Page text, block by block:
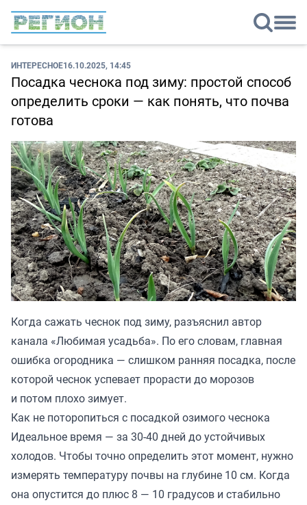
ИНТЕРЕСНОЕ16.10.2025, 14:45
Посадка чеснока под зиму: простой способ
определить сроки — как понять, что почва
готова
Когда сажать чеснок под зиму, разъяснил автор
канала «Любимая усадьба». По его словам, главная
ошибка огородника — слишком ранняя посадка, после
которой чеснок успевает прорасти до морозов
и потом плохо зимует.
Как не поторопиться с посадкой озимого чеснока
Идеальное время — за 30-40 дней до устойчивых
холодов. Чтобы точно определить этот момент, нужно
измерять температуру почвы на глубине 10 см. Когда
она опустится до плюс 8 — 10 градусов и стабильно